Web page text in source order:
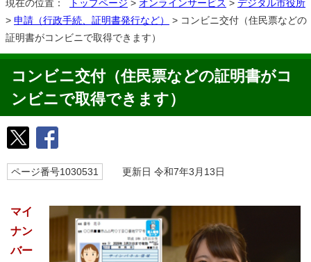
現在の位置： トップページ > オンラインサービス > デジタル市役所
> 申請（行政手続、証明書発行など）
> コンビニ交付（住民票などの
証明書がコンビニで取得できます）
コンビニ交付（住民票などの証明書がコ
ンビニで取得できます）
ページ番号1030531 更新日 令和7年3月13日
マイ
ナン
バー